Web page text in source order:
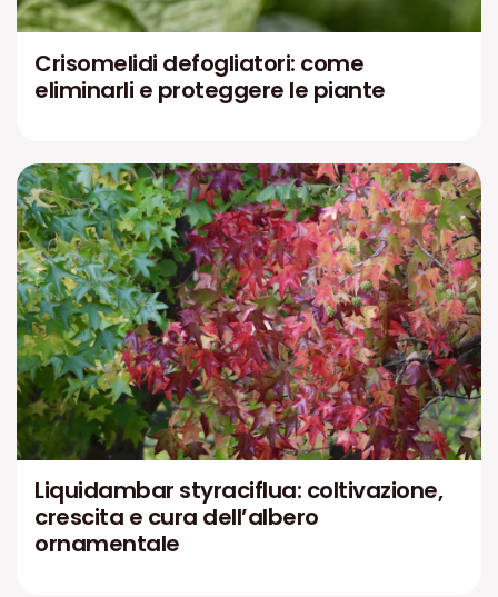
Crisomelidi defogliatori: come
eliminarli e proteggere le piante
Liquidambar styraciflua: coltivazione,
crescita e cura dell’albero
ornamentale